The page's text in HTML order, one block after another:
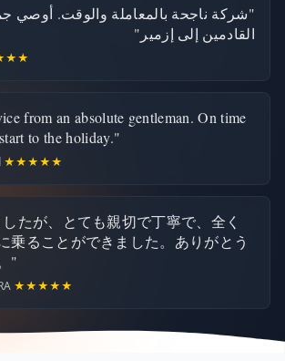
"شركة ناجحة بالمعاملة والوقت. أوصي
القادمين إلى إزمير"
from an absolute gentleman. On time
to the holiday."
★★★★★
たが、とても親切で丁寧で、全く
乗ることができました。ありがとう
"
★★★★★